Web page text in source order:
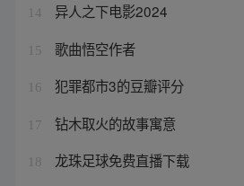
14 异人之下电影2024
15 歌曲悟空作者
16 犯罪都市3的豆瓣评分
17 钻木取火的故事寓意
18 龙珠足球免费直播下载